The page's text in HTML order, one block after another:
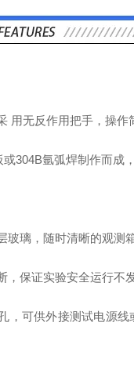
用无反作用把手，操作
304B氩弧焊制作而成
璃，随时清晰的观测
保证实验安全运行不发
，可供外接测试电源